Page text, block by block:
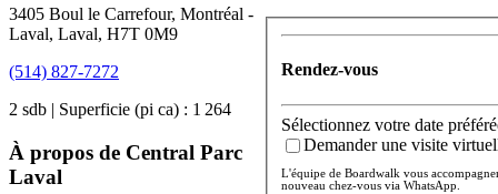
3405 Boul le Carrefour, Montréal -
Laval, Laval, H7T 0M9
(514) 827-7272
2 sdb | Superficie (pi ca) : 1 264
À propos de Central Parc
Laval
Rendez-vous
Sélectionnez votre date
Demander une visite
L'équipe de Boardwalk vous
nouveau chez-vous via WhatsApp.